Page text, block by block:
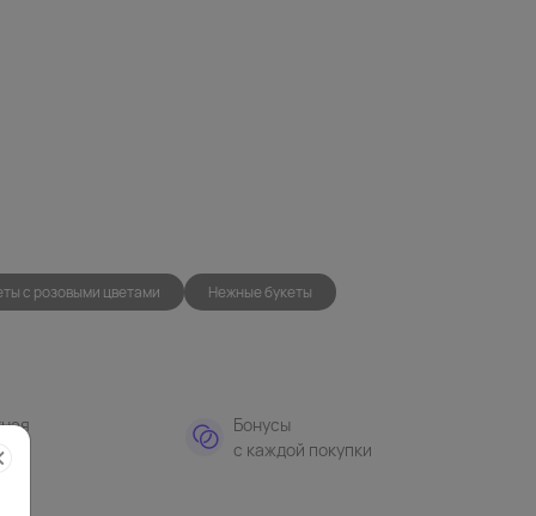
с розовыми цветами
Нежные букеты
Бонусы
с каждой покупки